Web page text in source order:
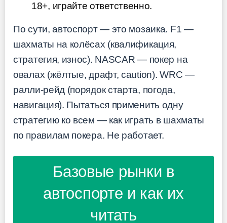
18+, играйте ответственно.
По сути, автоспорт — это мозаика. F1 —
шахматы на колёсах (квалификация,
стратегия, износ). NASCAR — покер на
овалах (жёлтые, драфт, caution). WRC —
ралли-рейд (порядок старта, погода,
навигация). Пытаться применить одну
стратегию ко всем — как играть в шахматы
по правилам покера. Не работает.
Базовые рынки в
автоспорте и как их
читать